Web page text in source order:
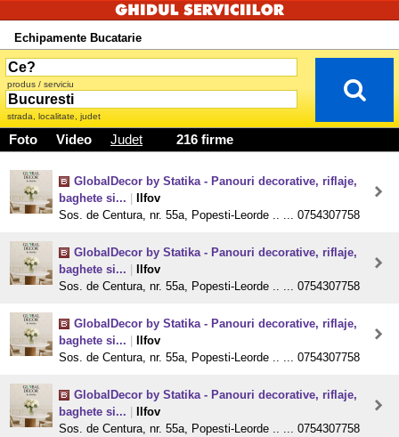
Echipamente Bucatarie
produs / serviciu
strada, localitate, judet
Foto Video Judet 216 firme
GlobalDecor by Statika - Panouri decorative, riflaje,
baghete si...
Ilfov
Sos. de Centura, nr. 55a, Popesti-Leorde .. ... 0754307758
GlobalDecor by Statika - Panouri decorative, riflaje,
baghete si...
Ilfov
Sos. de Centura, nr. 55a, Popesti-Leorde .. ... 0754307758
GlobalDecor by Statika - Panouri decorative, riflaje,
baghete si...
Ilfov
Sos. de Centura, nr. 55a, Popesti-Leorde .. ... 0754307758
GlobalDecor by Statika - Panouri decorative, riflaje,
baghete si...
Ilfov
Sos. de Centura, nr. 55a, Popesti-Leorde .. ... 0754307758